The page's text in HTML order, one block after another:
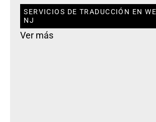
SERVICIOS DE TRADUCCIÓN EN
NJ
Ver más